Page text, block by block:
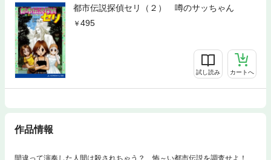
都市伝説探偵セリ（２） 噂のサッちゃん
495
試し読み カートへ
作品情報
間違って演奏した人間は殺されちゃう？ 怖～い都市伝説を調査せよ！